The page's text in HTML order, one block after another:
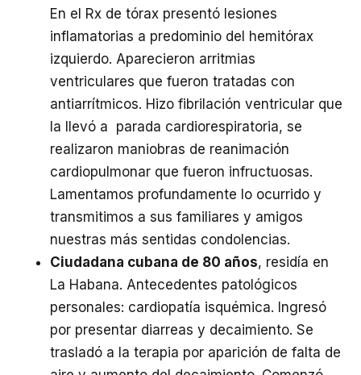
En el Rx de tórax presentó lesiones
inflamatorias a predominio del hemitórax
izquierdo. Aparecieron arritmias
ventriculares que fueron tratadas con
antiarrítmicos. Hizo fibrilación ventricular que
la llevó a parada cardiorespiratoria, se
realizaron maniobras de reanimación
cardiopulmonar que fueron infructuosas.
Lamentamos profundamente lo ocurrido y
transmitimos a sus familiares y amigos
nuestras más sentidas condolencias.
Ciudadana cubana de 80 años, residía en
La Habana. Antecedentes patológicos
personales: cardiopatía isquémica. Ingresó
por presentar diarreas y decaimiento. Se
trasladó a la terapia por aparición de falta de